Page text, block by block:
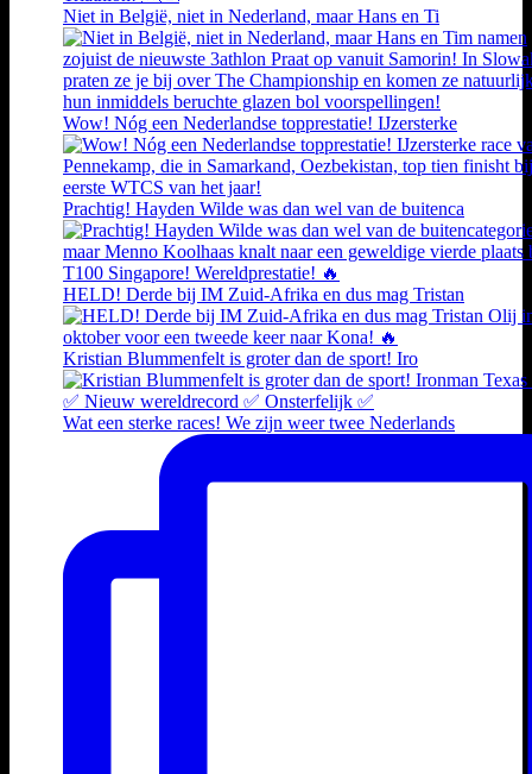
Niet in België, niet in Nederland, maar Hans en Ti
Wow! Nóg een Nederlandse topprestatie! IJzersterke
Prachtig! Hayden Wilde was dan wel van de buitenca
HELD! Derde bij IM Zuid-Afrika en dus mag Tristan
Kristian Blummenfelt is groter dan de sport! Iro
Wat een sterke races! We zijn weer twee Nederlands